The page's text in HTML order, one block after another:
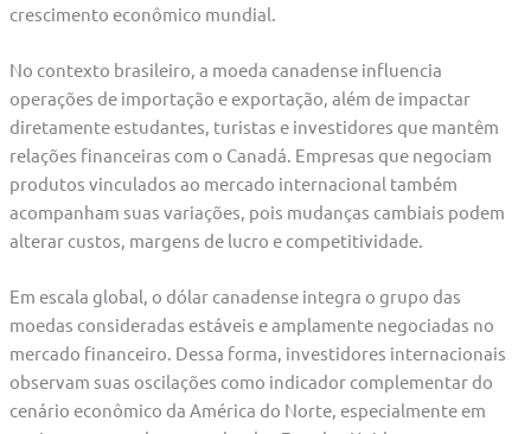
crescimento econômico mundial.
No contexto brasileiro, a moeda canadense influencia
operações de importação e exportação, além de impactar
diretamente estudantes, turistas e investidores que mantêm
relações financeiras com o Canadá. Empresas que negociam
produtos vinculados ao mercado internacional também
acompanham suas variações, pois mudanças cambiais podem
alterar custos, margens de lucro e competitividade.
Em escala global, o dólar canadense integra o grupo das
moedas consideradas estáveis e amplamente negociadas no
mercado financeiro. Dessa forma, investidores internacionais
observam suas oscilações como indicador complementar do
cenário econômico da América do Norte, especialmente em